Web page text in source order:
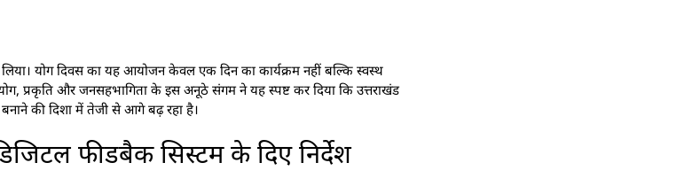
योग दिवस का यह आयोजन केवल एक दिन का कार्यक्रम नहीं बल्कि स्वस्थ
प्रकृति और जनसहभागिता के इस अनूठे संगम ने यह स्पष्ट कर दिया कि उत्तराखंड
की दिशा में तेजी से आगे बढ़ रहा है।
फीडबैक सिस्टम के दिए निर्देश